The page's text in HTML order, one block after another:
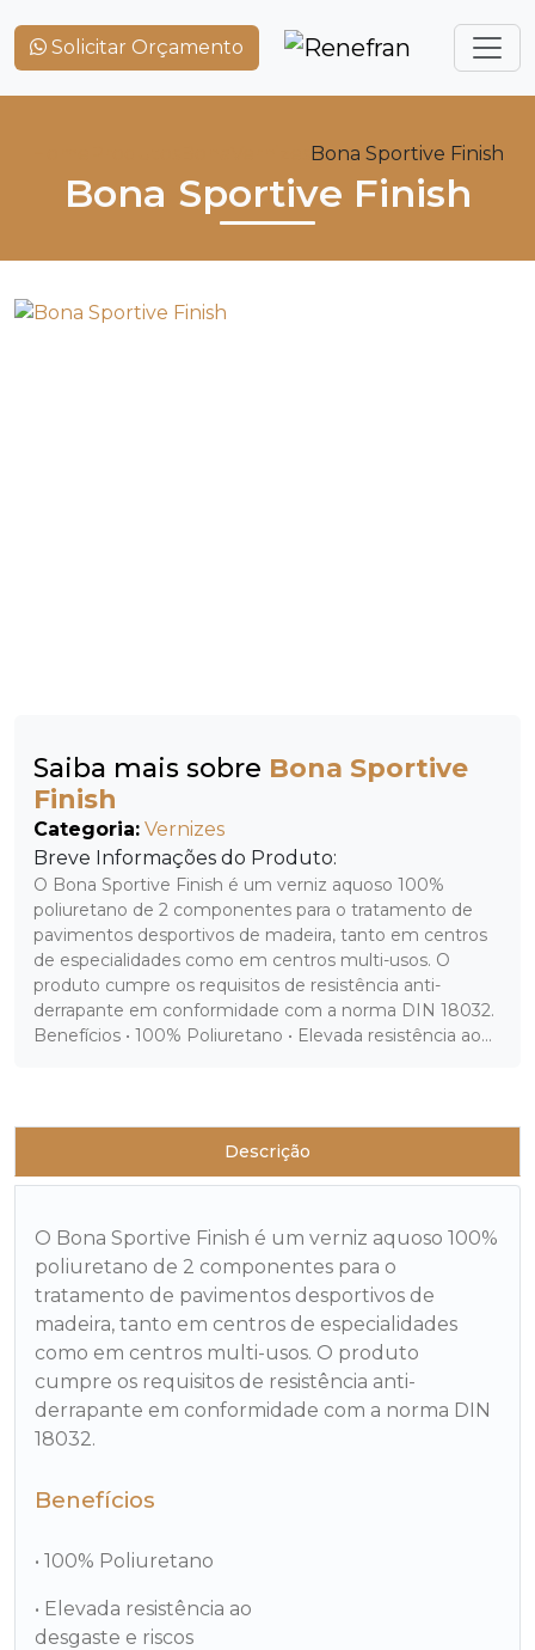
Solicitar Orçamento
Bona Sportive Finish
Bona Sportive Finish
Saiba mais sobre Bona Sportive
Finish
Categoria: Vernizes
Breve Informações do Produto:
O Bona Sportive Finish é um verniz aquoso 100%
poliuretano de 2 componentes para o tratamento de
pavimentos desportivos de madeira, tanto em centros
de especialidades como em centros multi-usos. O
produto cumpre os requisitos de resistência anti-
derrapante em conformidade com a norma DIN 18032.
Benefícios • 100% Poliuretano • Elevada resistência ao...
Descrição
O Bona Sportive Finish é um verniz aquoso 100%
poliuretano de 2 componentes para o
tratamento de pavimentos desportivos de
madeira, tanto em centros de especialidades
como em centros multi-usos. O produto
cumpre os requisitos de resistência anti-
derrapante em conformidade com a norma DIN
18032.
Benefícios
• 100% Poliuretano
• Elevada resistência ao
desgaste e riscos